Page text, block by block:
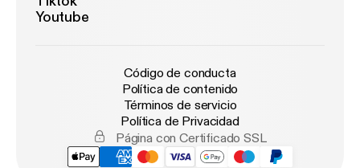
Youtube
Código de conducta
Política de contenido
Términos de servicio
Política de Privacidad
Página con Certificado SSL